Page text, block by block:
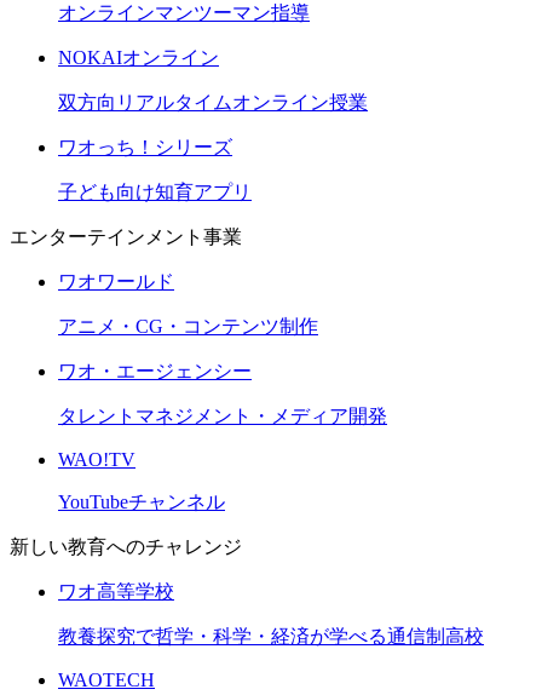
オンラインマンツーマン指導
NOKAIオンライン
双方向リアルタイムオンライン授業
ワオっち！シリーズ
子ども向け知育アプリ
エンターテインメント事業
ワオワールド
アニメ・CG・コンテンツ制作
ワオ・エージェンシー
タレントマネジメント・メディア開発
WAO!TV
YouTubeチャンネル
新しい教育へのチャレンジ
ワオ高等学校
教養探究で哲学・科学・経済が学べる通信制高校
WAOTECH